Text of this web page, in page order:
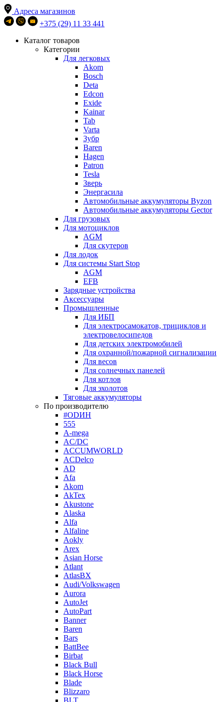
Адреса магазинов
+375 (29) 11 33 441
Каталог товаров
Категории
Для легковых
Akom
Bosch
Deta
Edcon
Exide
Kainar
Tab
Varta
Зубр
Baren
Hagen
Patron
Tesla
Зверь
Энергасила
Автомобильные аккумуляторы Byzon
Автомобильные аккумуляторы Gector
Для грузовых
Для мотоциклов
AGM
Для скутеров
Для лодок
Для системы Start Stop
AGM
EFB
Зарядные устройства
Аксессуары
Промышленные
Для ИБП
Для электросамокатов, трициклов и
электровелосипедов
Для детских электромобилей
Для охранной/пожарной сигнализации
Для весов
Для солнечных панелей
Для котлов
Для эхолотов
Тяговые аккумуляторы
По производителю
#ODИН
555
A-mega
AC/DC
ACCUMWORLD
ACDelco
AD
Afa
Akom
AkTex
Akustone
Alaska
Alfa
Alfaline
Aokly
Arex
Asian Horse
Atlant
AtlasBX
Audi/Volkswagen
Aurora
AutoJet
AutoPart
Banner
Baren
Bars
BattBee
Birbat
Black Bull
Black Horse
Blade
Blizzaro
BLT